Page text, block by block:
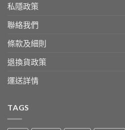
私隱政策
聯絡我們
條款及細則
退換貨政策
運送詳情
TAGS